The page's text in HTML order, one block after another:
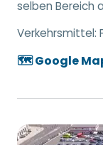
selben Bereich
Verkehrsmittel:
🗺️ Google